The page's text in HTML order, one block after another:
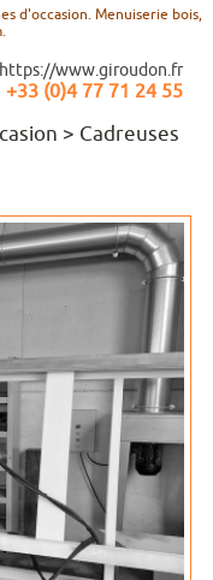
d'occasion. Menuiserie bois,
https://www.giroudon.fr
+33 (0)4 77 71 24 55
> Cadreuses